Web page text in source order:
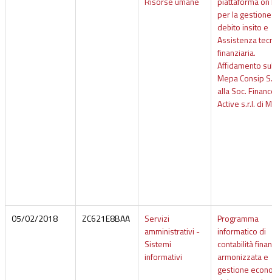
per la
debito insito e
Assistenza
finanziaria.
Affidamento
Mepa Consip
alla Soc.
Active s.r.l. di
05/02/2018 ZC621E8BAA
Servizi
amministrativi -
Sistemi
informativi
Programma
informatico di
contabilità
armonizzata e
gestione